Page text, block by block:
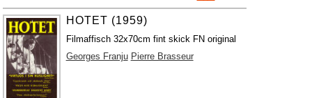
HOTET (1959)
Filmaffisch 32x70cm fint skick FN original
Georges Franju Pierre Brasseur